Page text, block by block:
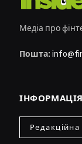
Медіа про
Пошта:
ІНФОРМАЦІЯ
Редакційна